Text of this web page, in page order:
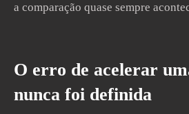
a comparação quase sempre
O erro de acelerar
nunca foi definida